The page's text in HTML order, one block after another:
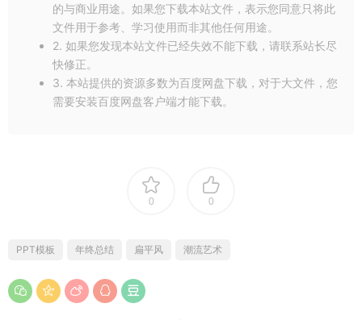
的与商业用途。如果您下载本站文件，表示您同意只将此
文件用于参考、学习使用而非其他任何用途。
2. 如果您发现本站文件已经失效不能下载，请联系站长尽
快修正。
3. 本站提供的资源多数为百度网盘下载，对于大文件，您
需要安装百度网盘客户端才能下载。
0 0
PPT模板 年终总结 扁平风 潮流艺术